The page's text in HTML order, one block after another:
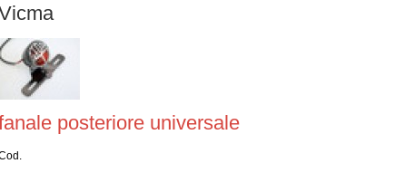
posteriore universale